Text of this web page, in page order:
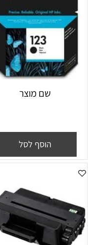
שם מוצר
הוסף לסל